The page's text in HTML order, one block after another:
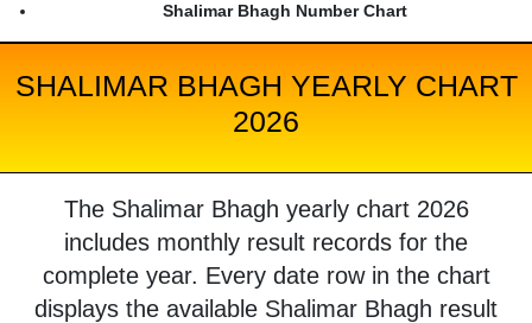
Shalimar Bhagh Number Chart
SHALIMAR BHAGH YEARLY CHART
2026
The Shalimar Bhagh yearly chart 2026
includes monthly result records for the
complete year. Every date row in the chart
displays the available Shalimar Bhagh result